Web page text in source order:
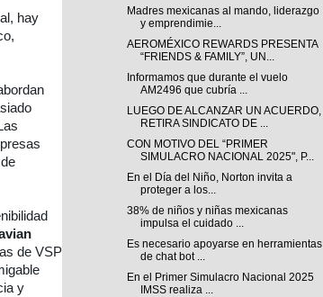
hay
de VSP
y
Madres mexicanas al mando, liderazgo
y emprendimie...
AEROMÉXICO REWARDS PRESENTA
“FRIENDS & FAMILY”, UN...
Informamos que durante el vuelo
AM2496 que cubría ...
LUEGO DE ALCANZAR UN ACUERDO,
RETIRA SINDICATO DE ...
CON MOTIVO DEL “PRIMER
SIMULACRO NACIONAL 2025", P...
En el Día del Niño, Norton invita a
proteger a los...
38% de niños y niñas mexicanas
impulsa el cuidado ...
Es necesario apoyarse en herramientas
de chat bot ...
En el Primer Simulacro Nacional 2025
IMSS realiza ...